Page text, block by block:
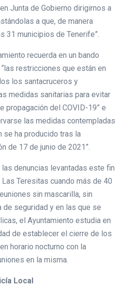
Junta de Gobierno dirigirnos a
a que, de manera
31 municipios de Tenerife”.
recuerda en un bando
restricciones que están en
los santacruceros y
medidas sanitarias para evitar
propagación del COVID-19” e
las medidas contempladas
se ha producido tras la
de 17 de junio de 2021”.
denuncias levantadas este fin
Teresitas cuando más de 40
sin mascarilla, sin
de seguridad y en las que se
el Ayuntamiento estudia en
de establecer el cierre de los
horario nocturno con la
en la misma.
Local